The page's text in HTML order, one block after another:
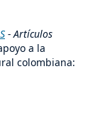
- Artículos
a la
colombiana: